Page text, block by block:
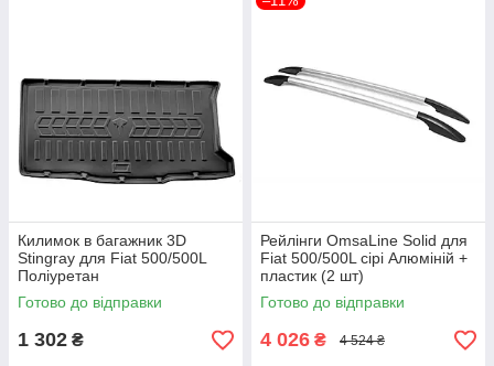
Килимок в багажник 3D
Stingray для Fiat 500/500L
Поліуретан
Готово до відправки
1 302 ₴
Рейлінги OmsaLine Solid для
Fiat 500/500L сірі Алюміній +
пластик (2 шт)
Готово до відправки
4 026 ₴ 4 524 ₴